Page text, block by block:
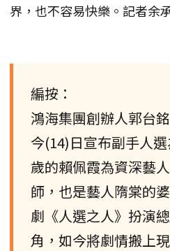
界，也不容易快樂。記者余
編按：
鴻海集團創辦人郭台
今(14)日宣布副手人
歲的賴佩霞為資深藝
師，也是藝人隋棠的
劇《人選之人》扮演
角，如今將劇情搬上